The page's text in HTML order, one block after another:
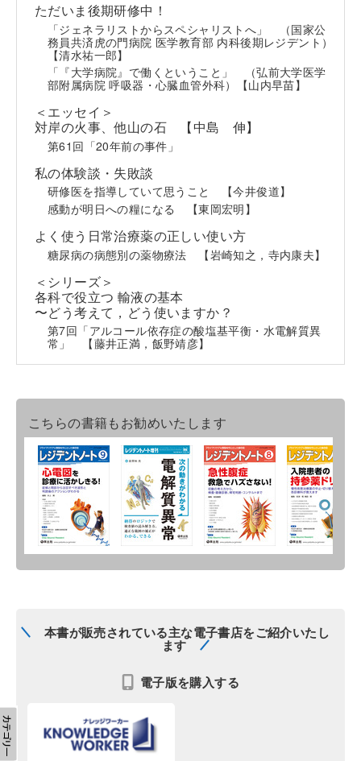
ただいま後期研修中！
「ジェネラリストからスペシャリストへ」
（国家公
務員共済虎の門病院 医学教育部 内科後期レジデント）
【清水祐一郎】
「『大学病院』で働くということ」
（弘前大学医学
部附属病院 呼吸器・心臓血管外科）【山内早苗】
＜エッセイ＞
対岸の火事、他山の石
【中島 伸】
第61回「20年前の事件」
私の体験談・失敗談
研修医を指導していて思うこと
【今井俊道】
感動が明日への糧になる
【東岡宏明】
よく使う日常治療薬の正しい使い方
糖尿病の病態別の薬物療法 【岩崎知之，寺内康夫】
＜シリーズ＞
各科で役立つ 輸液の基本
〜どう考えて，どう使いますか？
第7回「アルコール依存症の酸塩基平衡・水電解質異
常」
【藤井正満，飯野靖彦】
こちらの書籍もお勧めいたします
本書が販売されている主な電子書店をご紹介いたし
ます
電子版を購入する